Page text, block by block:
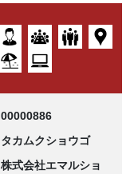
00000886
タカムクショウゴ
株式会社エマルショ